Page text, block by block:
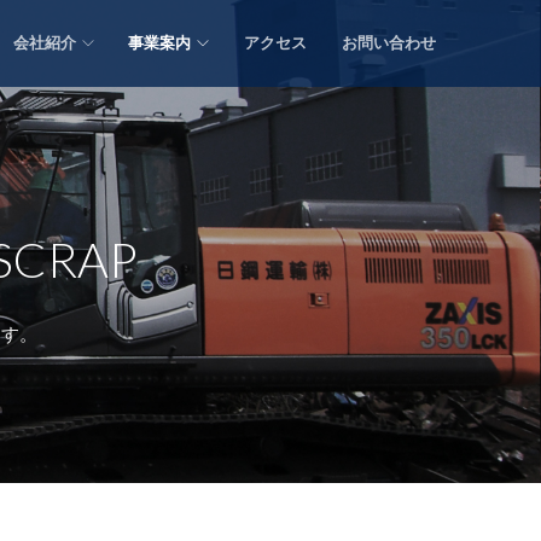
会社紹介 事業案内 アクセス お問い合わせ
。